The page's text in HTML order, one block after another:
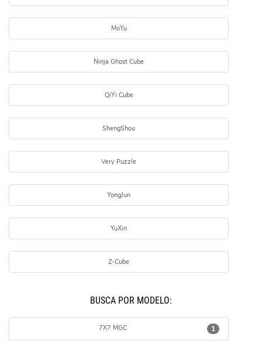
MoYu
Ninja Ghost Cube
QiYi Cube
ShengShou
Very Puzzle
YongJun
YuXin
Z-Cube
BUSCÁ POR MODELO:
1
7X7 MGC